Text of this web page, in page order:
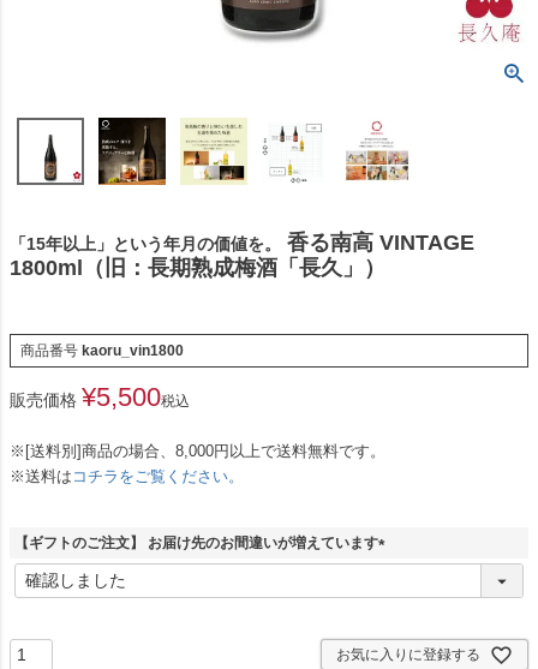
「15年以上」という年月の価値を。
香る南高 VINTAGE
1800ml（旧：長期熟成梅酒「長久」）
商品番号 kaoru_vin1800
販売価格 ¥5,500税込
※[送料別]商品の場合、8,000円以上で送料無料です。
※送料は コチラをご覧ください。
【ギフトのご注文】 お届け先のお間違いが増えています
(
お気に入りに登録する